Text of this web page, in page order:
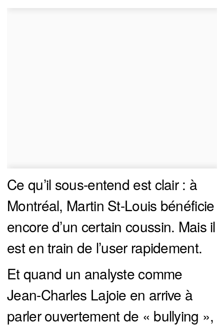
Ce qu’il sous-entend est clair : à
Montréal, Martin St-Louis bénéficie
encore d’un certain coussin. Mais il
est en train de l’user rapidement.
Et quand un analyste comme
Jean-Charles Lajoie en arrive à
parler ouvertement de « bullying »,